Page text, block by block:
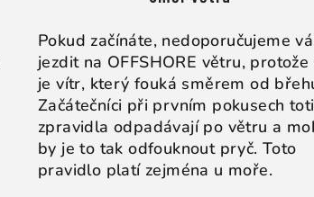
Pokud začínáte, nedoporučujeme
jezdit na OFFSHORE větru, protože
je vítr, který fouká směrem od
Začátečníci při prvním pokusech
zpravidla odpadávají po větru a
by je to tak odfouknout pryč. Toto
pravidlo platí zejména u moře.